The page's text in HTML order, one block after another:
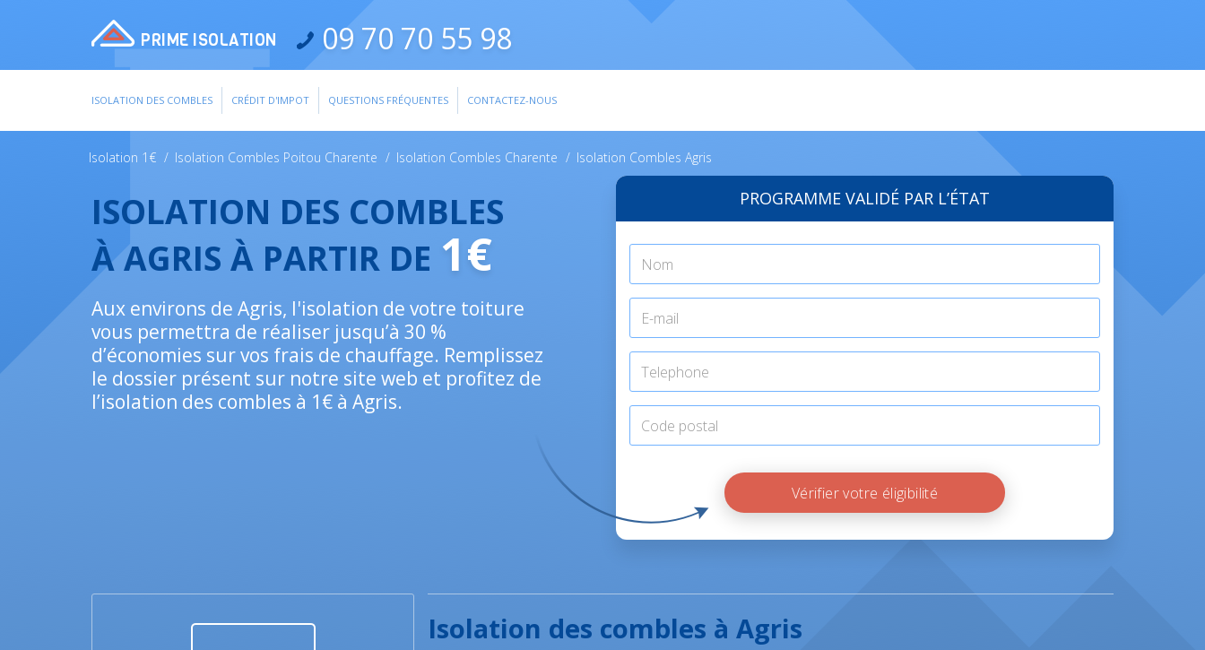
PRIME ISOLATION 09 70 70 55 98
ISOLATION DES COMBLES CRÉDIT D'IMPOT QUESTIONS FRÉQUENTES CONTACTEZ-NOUS
Isolation 1€ / Isolation Combles Poitou Charente / Isolation Combles Charente / Isolation Combles Agris
ISOLATION DES COMBLES
À AGRIS À PARTIR DE 1€
Aux environs de Agris, l'isolation de votre toiture
vous permettra de réaliser jusqu’à 30 %
d’économies sur vos frais de chauffage. Remplissez
le dossier présent sur notre site web et profitez de
l’isolation des combles à 1€ à Agris.
PROGRAMME VALIDÉ PAR L’ÉTAT
Vérifier votre éligibilité
Isolation des combles à Agris